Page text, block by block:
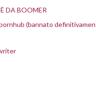
DA BOOMER
(bannato